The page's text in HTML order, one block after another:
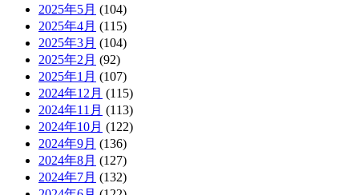
2025年5月 (104)
2025年4月 (115)
2025年3月 (104)
2025年2月 (92)
2025年1月 (107)
2024年12月 (115)
2024年11月 (113)
2024年10月 (122)
2024年9月 (136)
2024年8月 (127)
2024年7月 (132)